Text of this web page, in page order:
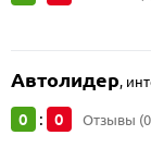
Автолидер,
0 : 0 Отзывы